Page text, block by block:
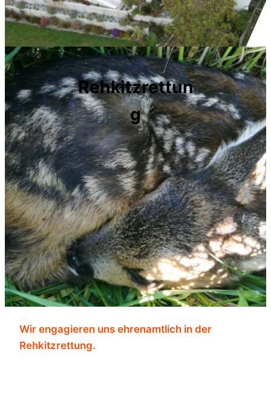
Rehkitzrettun
g
Wir engagieren uns ehrenamtlich in der
Rehkitzrettung.